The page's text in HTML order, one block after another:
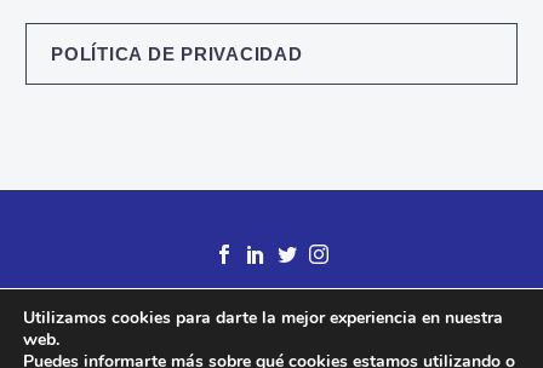
POLÍTICA DE PRIVACIDAD
Utilizamos cookies para darte la mejor experiencia en nuestra
web.
Puedes informarte más sobre qué cookies estamos utilizando o